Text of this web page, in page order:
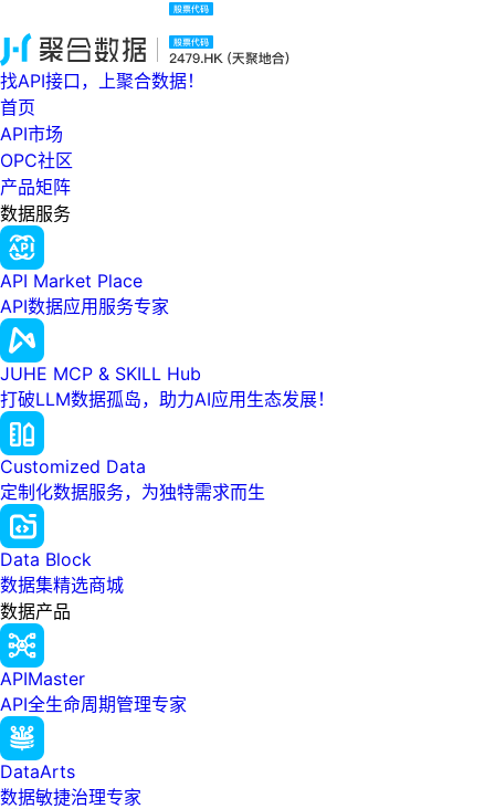
找API接口，上聚合数据！
首页
API市场
OPC社区
产品矩阵
数据服务
API Market Place
API数据应用服务专家
JUHE MCP & SKILL Hub
打破LLM数据孤岛，助力AI应用生态发展！
Customized Data
定制化数据服务，为独特需求而生
Data Block
数据集精选商城
数据产品
APIMaster
API全生命周期管理专家
DataArts
数据敏捷治理专家